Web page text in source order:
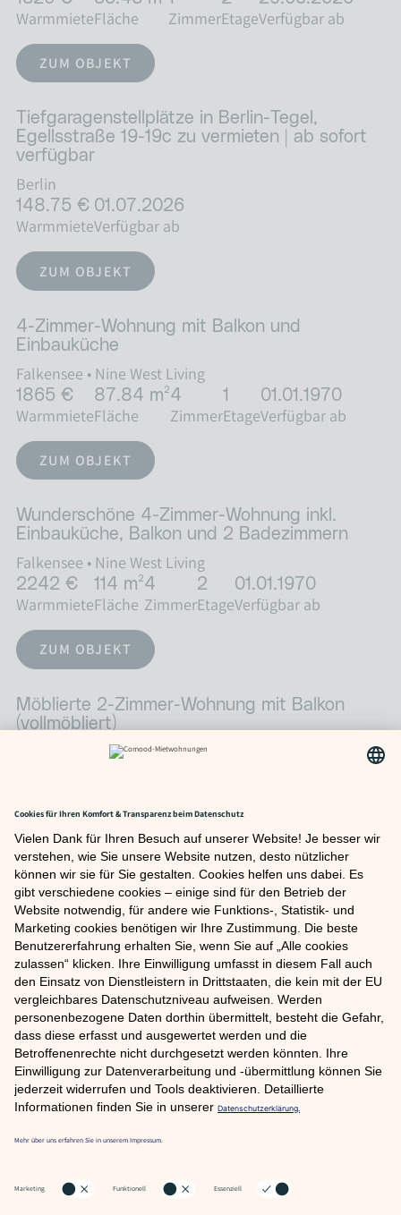
WarmmieteFläche ZimmerEtageVerfügbar ab
ZUM OBJEKT
Tiefgaragenstellplätze in Berlin-Tegel,
Egellsstraße 19-19c zu vermieten | ab sofort
verfügbar
Berlin
148.75 €
Warmmiete
01.07.2026
Verfügbar ab
ZUM OBJEKT
4-Zimmer-Wohnung mit Balkon und
Einbauküche
Falkensee • Nine West Living
1865 €
Warmmiete
87.84 m²
Fläche
4
Zimmer
1
Etage
01.01.1970
Verfügbar ab
ZUM OBJEKT
Wunderschöne 4-Zimmer-Wohnung inkl.
Einbauküche, Balkon und 2 Badezimmern
Falkensee • Nine West Living
2242 €
Warmmiete
114 m²
Fläche
4
Zimmer
2
Etage
01.01.1970
Verfügbar ab
ZUM OBJEKT
Möblierte 2-Zimmer-Wohnung mit Balkon
(vollmöbliert)
Nine West Living
ZUM OBJEKT
1 2 … 5 6 7 8 9
NACH OBEN